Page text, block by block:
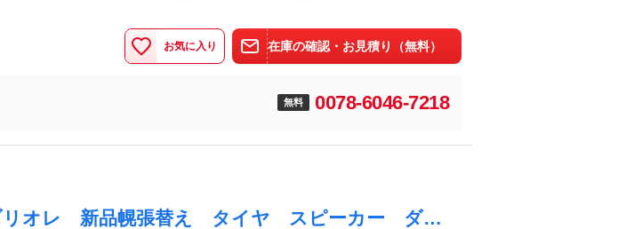
お気に入り 在庫の確認・お見積り（無料）
無料 0078-6046-7218
ファミリア カブリオレ 新品幌張替え タイヤ スピーカー ダッシュマット ナビＴＶ ＥＴＣ 社外キーレス 純正ＢＢＳホイール タイベル交換済み